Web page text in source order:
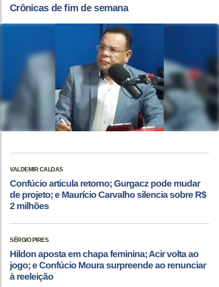
Crônicas de fim de semana
VALDEMIR CALDAS
Confúcio articula retorno; Gurgacz pode mudar
de projeto; e Maurício Carvalho silencia sobre R$
2 milhões
SÉRGIO PIRES
Hildon aposta em chapa feminina; Acir volta ao
jogo; e Confúcio Moura surpreende ao renunciar
à reeleição